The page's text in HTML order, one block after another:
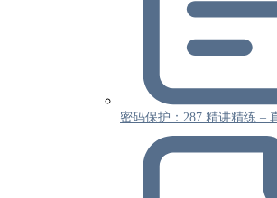
密码保护：287 精讲精练 –